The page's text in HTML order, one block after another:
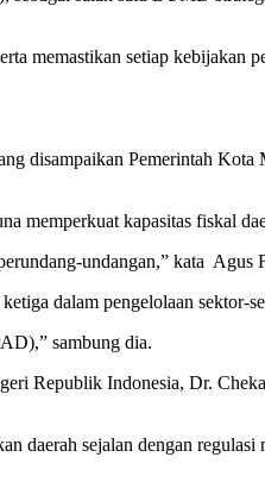
memastikan setiap kebijakan
disampaikan Pemerintah Kota
memperkuat kapasitas fiskal
undangan,” kata Agus
dalam pengelolaan sektor-
sambung dia.
Republik Indonesia, Dr.
daerah sejalan dengan regulasi